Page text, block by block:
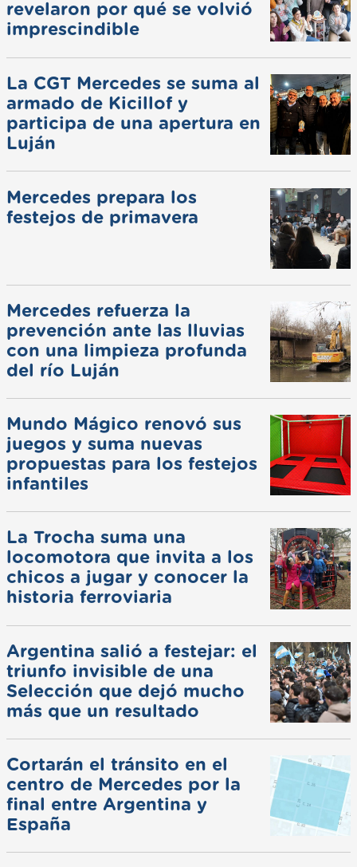
revelaron por qué se volvió
imprescindible
La CGT Mercedes se suma al
armado de Kicillof y
participa de una apertura en
Luján
Mercedes prepara los
festejos de primavera
Mercedes refuerza la
prevención ante las lluvias
con una limpieza profunda
del río Luján
Mundo Mágico renovó sus
juegos y suma nuevas
propuestas para los festejos
infantiles
La Trocha suma una
locomotora que invita a los
chicos a jugar y conocer la
historia ferroviaria
Argentina salió a festejar: el
triunfo invisible de una
Selección que dejó mucho
más que un resultado
Cortarán el tránsito en el
centro de Mercedes por la
final entre Argentina y
España